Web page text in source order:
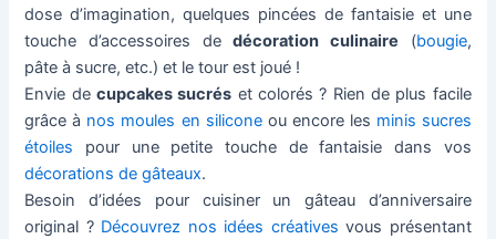
dose d’imagination, quelques pincées de fantaisie et une
touche d’accessoires dedécoration culinaire (bougie,
pâte à sucre, etc.) et le tour est joué !
Envie decupcakes sucrés et colorés ? Rien de plus facile
grâce à nos moules en siliconeou encore les minis sucres
étoiles pour une petite touche de fantaisie dans vos
décorations de gâteaux.
Besoin d’idées pour cuisiner un gâteau d’anniversaire
original ? Découvrez nos idées créatives vous présentant